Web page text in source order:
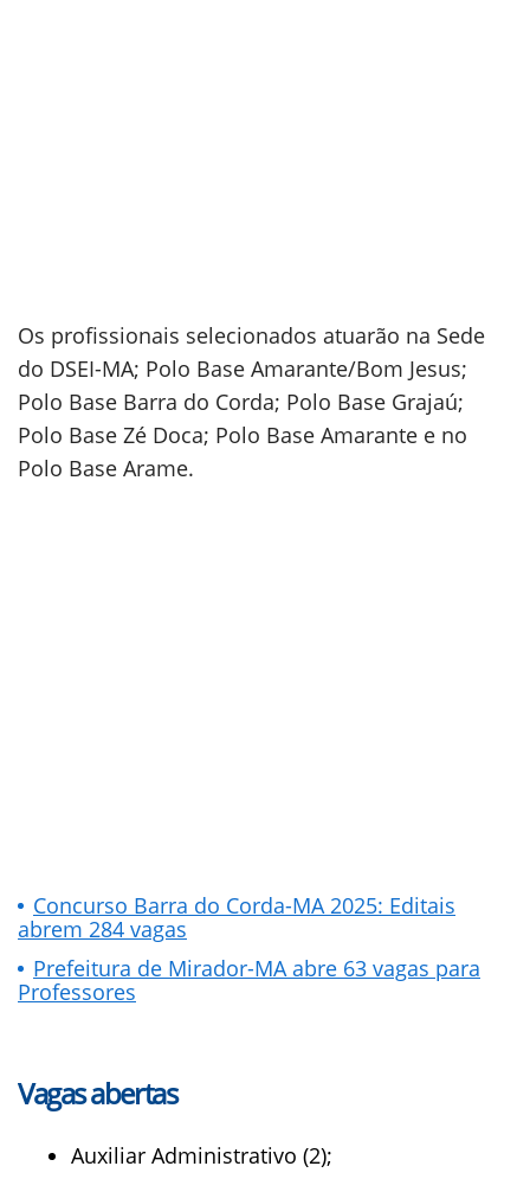
Os profissionais selecionados atuarão na Sede
do DSEI-MA; Polo Base Amarante/Bom Jesus;
Polo Base Barra do Corda; Polo Base Grajaú;
Polo Base Zé Doca; Polo Base Amarante e no
Polo Base Arame.
Concurso Barra do Corda-MA 2025: Editais
abrem 284 vagas
Prefeitura de Mirador-MA abre 63 vagas para
Professores
Vagas abertas
Auxiliar Administrativo (2);